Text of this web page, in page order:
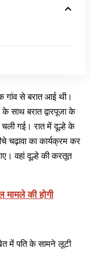
गांव से बरात आई थी।
साथ बरात द्वारपूजा के
चली गई। रात में दूल्हे के
चढ़ावा का कार्यक्रम कर
वहां दूल्हे की करतूत
मामले की होगी
में पति के सामने लूटी